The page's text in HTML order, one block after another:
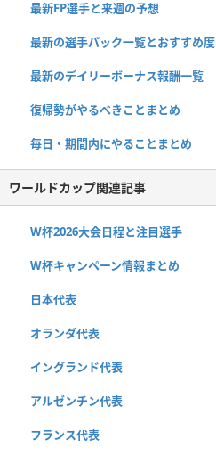
最新FP選手と来週の予想
最新の選手パック一覧とおすすめ度
最新のデイリーボーナス報酬一覧
復帰勢がやるべきことまとめ
毎日・期間内にやることまとめ
ワールドカップ関連記事
W杯2026大会日程と注目選手
W杯キャンペーン情報まとめ
日本代表
オランダ代表
イングランド代表
アルゼンチン代表
フランス代表